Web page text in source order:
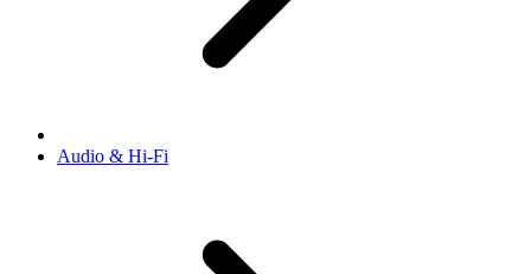
Audio & Hi-Fi